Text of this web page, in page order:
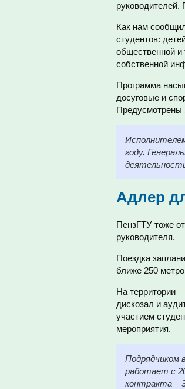
руководителей.
Как нам
студентов:
общественной и
собственной
Программа
досуговые и
Предусмотрены
году.
Адлер
ПензГТУ тоже
руководителя.
Поездка
ближе 250
На территории
дискозал и
участием
мероприятия.
Подрядчиком
работает с
контракта –